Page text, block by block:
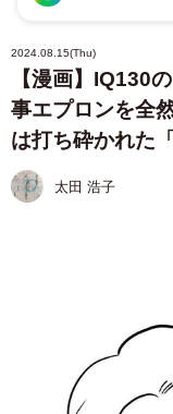
2024.08.15(Thu)
【漫画】IQ130
事エプロンを全
は打ち砕かれた
太田 浩子